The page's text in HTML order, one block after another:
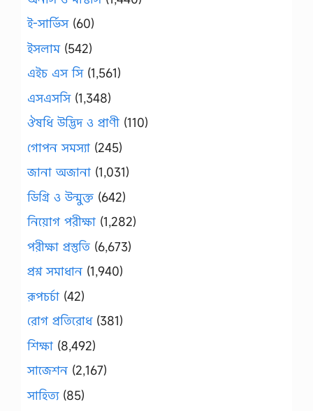
ই-সার্ভিস(60)
ইসলাম(542)
এইচ এস সি(1,561)
এসএসসি(1,348)
ঔষধি উদ্ভিদ ও প্রাণী (110)
গোপন সমস্যা (245)
জানা অজানা (1,031)
ডিগ্রি ও উন্মুক্ত (642)
নিয়োগ পরীক্ষা (1,282)
পরীক্ষা প্রস্তুতি (6,673)
প্রশ্ন সমাধান (1,940)
রূপচর্চা (42)
রোগ প্রতিরোধ(381)
শিক্ষা (8,492)
সাজেশন (2,167)
সাহিত্য(85)